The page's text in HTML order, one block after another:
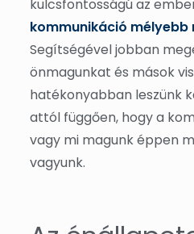
kulcsfontosságú az
kommunikáció mélyebb
Segítségével jobban
önmagunkat és mások
hatékonyabban leszünk
attól függően, hogy a
vagy mi magunk éppen
vagyunk.